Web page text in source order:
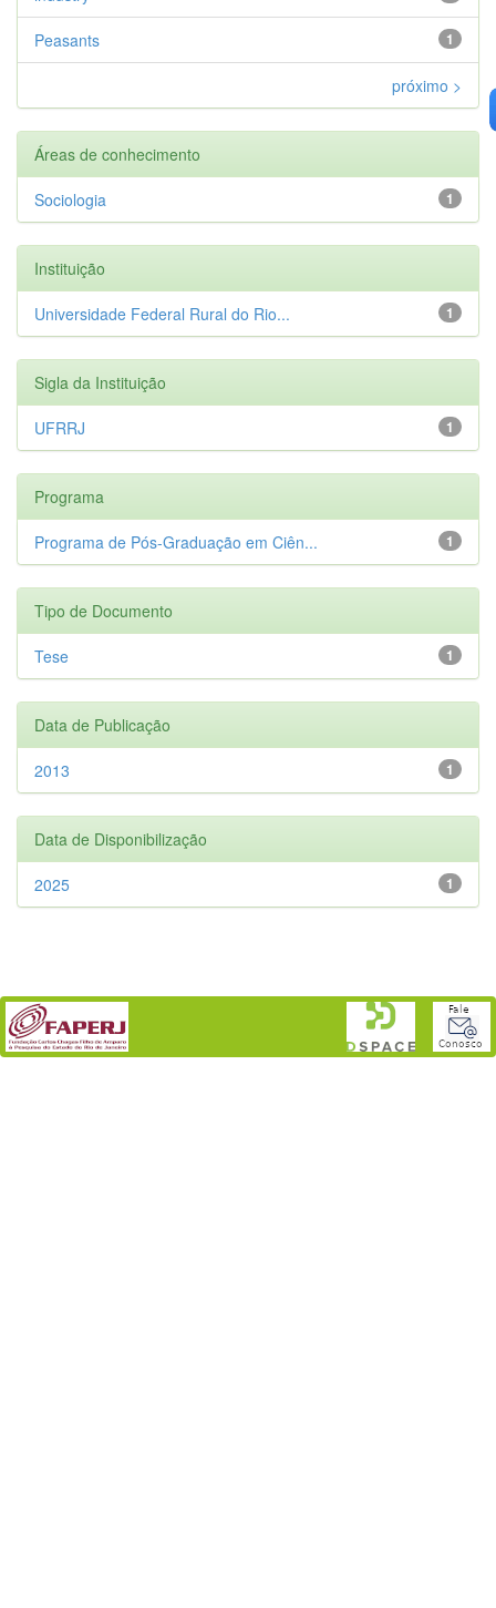
1
Peasants
próximo >
Áreas de conhecimento
1
Sociologia
Instituição
1
Universidade Federal Rural do Rio...
Sigla da Instituição
1
UFRRJ
Programa
1
Programa de Pós-Graduação em Ciên...
Tipo de Documento
1
Tese
Data de Publicação
1
2013
Data de Disponibilização
1
2025